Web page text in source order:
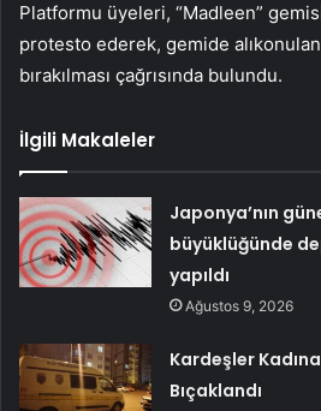
Platformu üyeleri, “Madleen”
protesto ederek, gemide
bırakılması çağrısında bulundu.
İlgili Makaleler
Japonya’nın
büyüklüğünde
yapıldı
Ağustos 9, 2026
Kardeşler
Bıçaklandı